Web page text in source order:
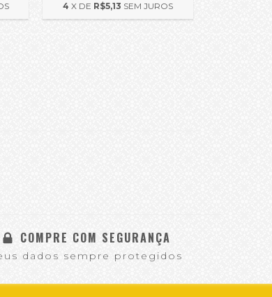
4 X DE R$5,13 SEM JUROS
COMPRE COM SEGURANÇA
dados sempre protegidos